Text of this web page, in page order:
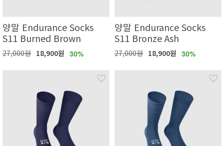
양말 Endurance Socks
S11 Burned Brown
27,000원 18,900원 30%
양말 Endurance Socks
S11 Bronze Ash
27,000원 18,900원 30%